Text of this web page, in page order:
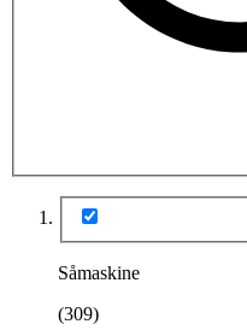
Såmaskine
(309)